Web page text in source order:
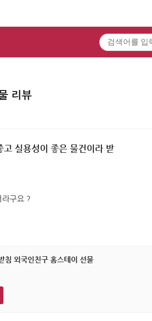
리뷰
실용성이 좋은 물건이라 받
라구요 ?
침 외국인친구 홈스테이 선물